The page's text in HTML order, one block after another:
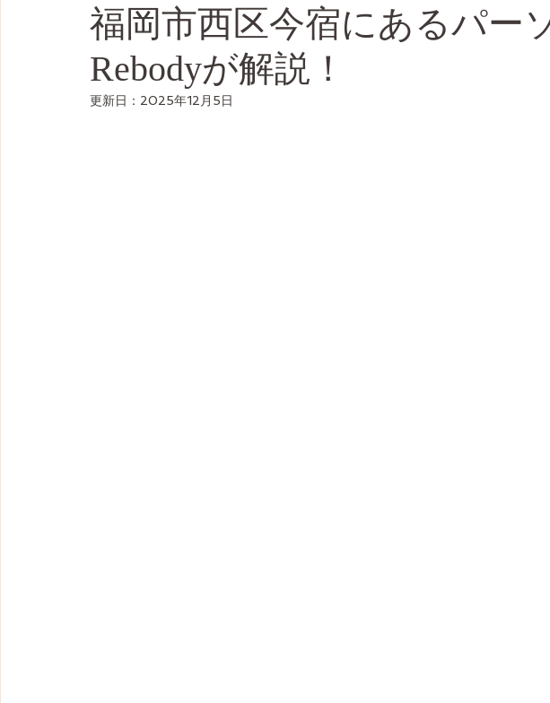
福岡市西区今宿にあるパー
Rebodyが解説！
更新日： 2025年12月5日